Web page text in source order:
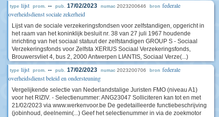
type lijst prom. -- pub. 17/02/2023 numac 2023200646 bron federale
overheidsdienst sociale zekerheid
Lijst van de sociale verzekeringsfondsen voor zelfstandigen, opgericht in
het raam van het koninklijk besluit nr. 38 van 27 juli 1967 houdende
inrichting van het sociaal statuut der zelfstandigen GROUP S - Sociaal
Verzekeringsfonds voor Zelfsta XERIUS Sociaal Verzekeringsfonds,
Brouwersvliet 4, bus 2, 2000 Antwerpen LIANTIS, Sociaal Verze(...)
type lijst prom. -- pub. 17/02/2023 numac 2023200706 bron federale
overheidsdienst beleid en ondersteuning
Vergelijkende selectie van Nederlandstalige Juristen FMO (niveau A1)
voor het RIZIV. - Selectienummer: ANG23047 Solliciteren kan tot en met
21/02/2023 via www.werkenvoor.be De gedetailleerde functiebeschrijving
(jobinhoud, deelnemin(...) Geef het selectienummer in via de zoekmotor